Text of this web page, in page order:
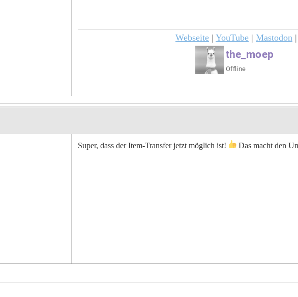
Webseite | YouTube | Mastodon |
Super, dass der Item-Transfer jetzt möglich ist! Das macht den